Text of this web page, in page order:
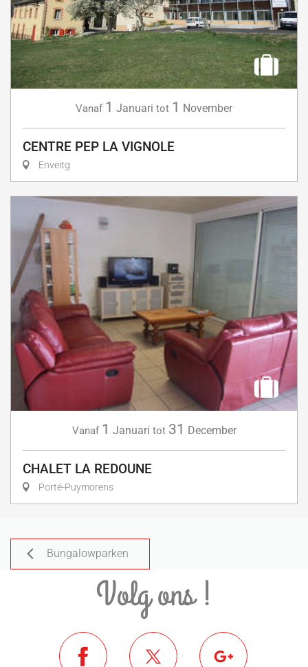
Vanaf 1 Januari tot 1 November
CENTRE PEP LA VIGNOLE
Enveitg
Vanaf 1 Januari tot 31 December
CHALET LA REDOUNE
Porté-Puymorens
Bungalowparken
Volg ons !